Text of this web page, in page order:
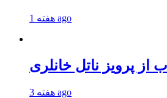
1 هفته ago
پرویز ناتل خانلری
3 هفته ago